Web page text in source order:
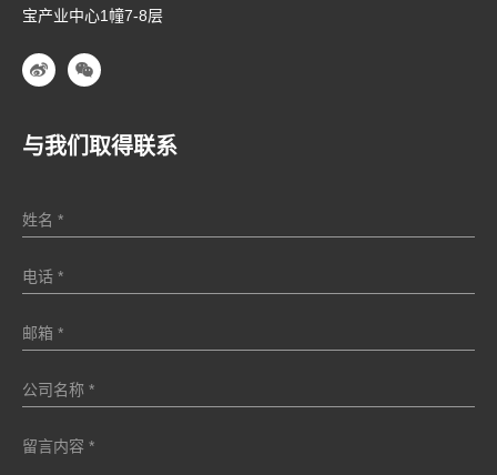
宝产业中心1幢7-8层
与我们取得联系